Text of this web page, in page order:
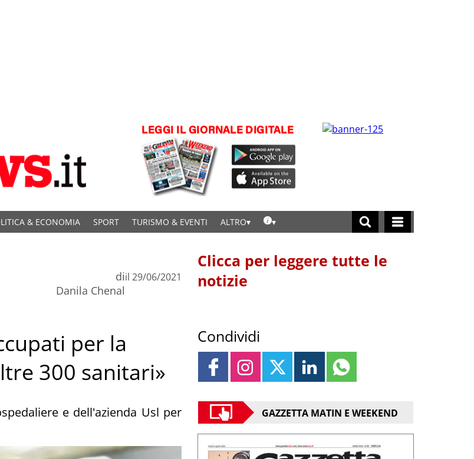
& ECONOMIA SPORT TURISMO & EVENTI ALTRO
di
Danila Chenal
il 29/06/2021
per la
300 sanitari»
e dell'azienda Usl per
Clicca per leggere tutte le
notizie
Condividi
GAZZETTA MATIN E WEEKEND